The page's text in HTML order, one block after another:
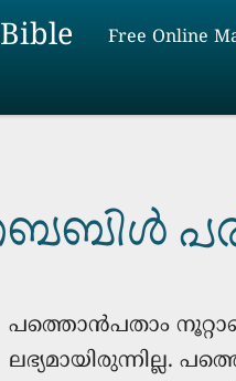
Free Online
പത്തൊൻപതാം
ലഭ്യമായിരുന്നില്ല.